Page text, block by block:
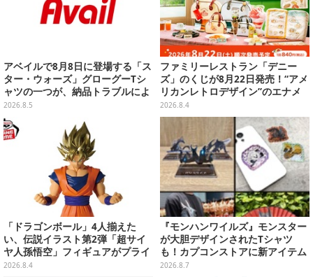
アベイルで8月8日に登場する「ス
ター・ウォーズ」グローグーTシ
ャツの一つが、納品トラブルによ
り販売日変更へ
2026.8.5
ファミリーレストラン「デニー
ズ」のくじが8月22日発売！“アメ
リカンレトロデザイン”のエナメ
ルバッグやTシャツなど、日常使
いできるグッズを用意
2026.8.4
「ドラゴンボール」4人揃えた
い、伝説イラスト第2弾「超サイ
ヤ人孫悟空」フィギュアがプライ
ズ展開！ビッグサイズの「筋斗
2026.8.4
『モンハンワイルズ』モンスター
が大胆デザインされたTシャツ
も！カプコンストアに新アイテム
が続々登場
2026.8.7